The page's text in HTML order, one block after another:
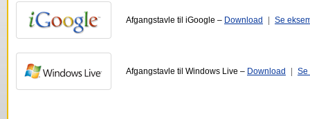
Afgangstavle til iGoogle – Download Se
Afgangstavle til Windows Live – Download Se